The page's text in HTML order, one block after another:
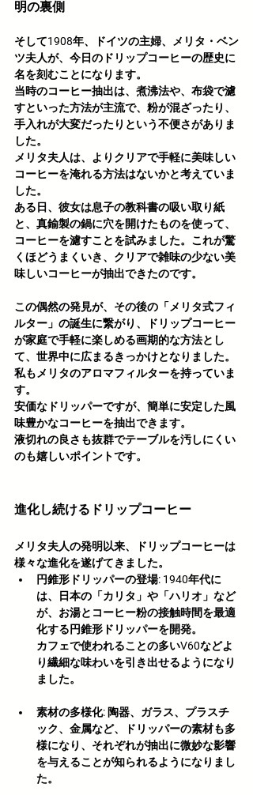
明の裏側
そして1908年、ドイツの主婦、 メリタ・ベン
ツ夫人が、今日のドリップコーヒーの歴史に
名を刻むことになります。
当時のコーヒー抽出は、煮沸法や、布袋で濾
すといった方法が主流で、粉が混ざったり、
手入れが大変だったりという不便さがありま
した。
メリタ夫人は、よりクリアで手軽に美味しい
コーヒーを淹れる方法はないかと考えていま
した。
ある日、彼女は息子の教科書の吸い取り紙
と、真鍮製の鍋に穴を開けたものを使って、
コーヒーを濾すことを試みました。これが驚
くほどうまくいき、クリアで雑味の少ない美
味しいコーヒーが抽出できたのです。
この偶然の発見が、その後の「メリタ式フィ
ルター」の誕生に繋がり、ドリップコーヒー
が家庭で手軽に楽しめる画期的な方法とし
て、世界中に広まるきっかけとなりました。
私もメリタのアロマフィルターを持っていま
す。
安価なドリッパーですが、簡単に安定した風
味豊かなコーヒーを抽出できます。
液切れの良さも抜群でテーブルを汚しにくい
のも嬉しいポイントです。
進化し続けるドリップコーヒー
メリタ夫人の発明以来、ドリップコーヒーは
様々な進化を遂げてきました。
円錐形ドリッパーの登場: 1940年代に
は、日本の「カリタ」や「ハリオ」など
が、お湯とコーヒー粉の接触時間を最適
化する円錐形ドリッパーを開発。
カフェで使われることの多いV60などよ
り繊細な味わいを引き出せるようになり
ました。
素材の多様化: 陶器、ガラス、プラスチ
ック、金属など、ドリッパーの素材も多
様になり、それぞれが抽出に微妙な影響
を与えることが知られるようになりまし
た。